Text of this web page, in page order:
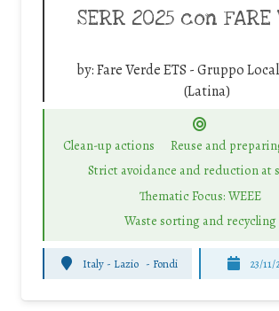
SERR 2025 con FARE
by:Fare Verde ETS - Gruppo
(Latina)
Clean-up actions
Reuse and
Strict avoidance and reduction at
Thematic Focus: WEEE
Waste sorting and recycling
Italy - Lazio - Fondi 23/11/